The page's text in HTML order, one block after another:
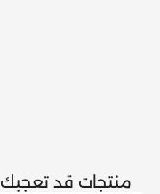
منتجات قد تعجبك